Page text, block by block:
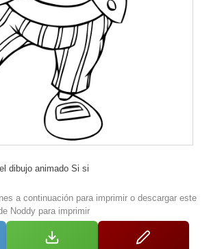
dibujo animado Si si
a continuación para imprimir o descargar este
Noddy para imprimir